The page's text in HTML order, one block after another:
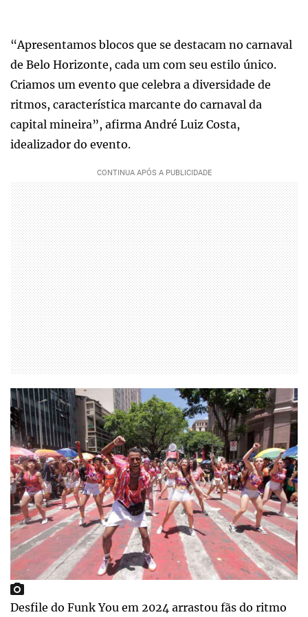
“Apresentamos blocos que se destacam no carnaval
de Belo Horizonte, cada um com seu estilo único.
Criamos um evento que celebra a diversidade de
ritmos, característica marcante do carnaval da
capital mineira”, afirma André Luiz Costa,
idealizador do evento.
Desfile do Funk You em 2024 arrastou fãs do ritmo